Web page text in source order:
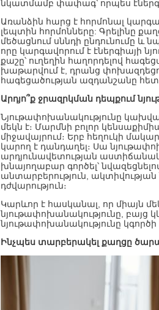
նկատմամբ փափագ՝ որպես
Առանձին հարց է հորմոնալ
լեպտին հորմոնները: Գրելինը
մեծացնում սննդի ընդունումը և
որը կարգավորում է էներգիայի
քաշը՝ ուղեղին հաղորդելով
խաթարվում է, դրանց
հագեցածության ազդանշանը
Արդյո՞ք ջրազրկման դեպքում
Նյութափոխանակությունը
մեկն է։ Մարմնի բոլոր
միջավայրում։ Երբ հեղուկի
կարող է դանդաղել։ Սա
արդյունավետության
խնայողաբար գործել՝
անտարբերություն,
դժվարություն։
Կարևոր է հասկանալ, որ միայն
նյութափոխանակությունը, բայց
նյութափոխանակությունը կգործի
Ինչպես տարբերակել քաղցը